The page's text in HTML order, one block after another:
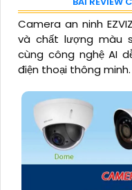
Camera an ninh
và chất lượng màu
cùng công nghệ AI
điện thoại thông minh.